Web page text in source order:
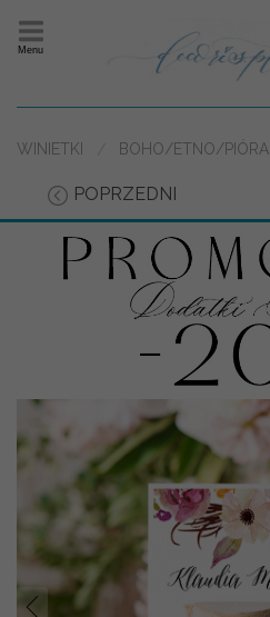
Menu
WINIETKI BOHO/ETNO/PIÓRA
POPRZEDNI
Prev